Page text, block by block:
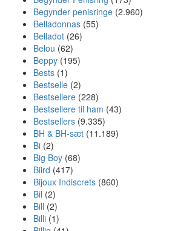
Begynder penisringe (2.960)
Belladonnas (55)
Belladot (26)
Belou (62)
Beppy (195)
Bests (1)
Bestselle (2)
Bestsellere (228)
Bestsellere til ham (43)
Bestsellers (9.335)
BH & BH-sæt (11.189)
Bi (2)
Big Boy (68)
Biird (417)
Bijoux Indiscrets (860)
Bil (2)
Bill (2)
Billi (1)